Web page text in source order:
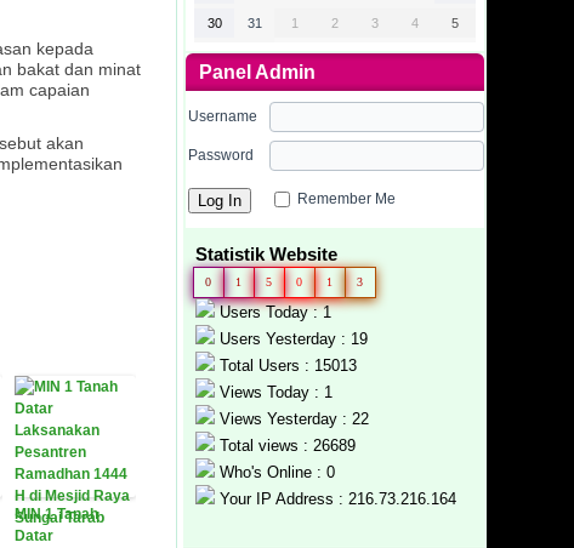
kepada
bakat dan minat
capaian
akan
MIN 1 Tanah
Datar
30 31 1 2 3 4 5
Panel Admin
Username
Password
Remember Me
Statistik Website
0 1 5 0 1 3
Users Today : 1
Users Yesterday : 19
Total Users : 15013
Views Today : 1
Views Yesterday : 22
Total views : 26689
Who's Online : 0
Your IP Address : 216.73.216.164